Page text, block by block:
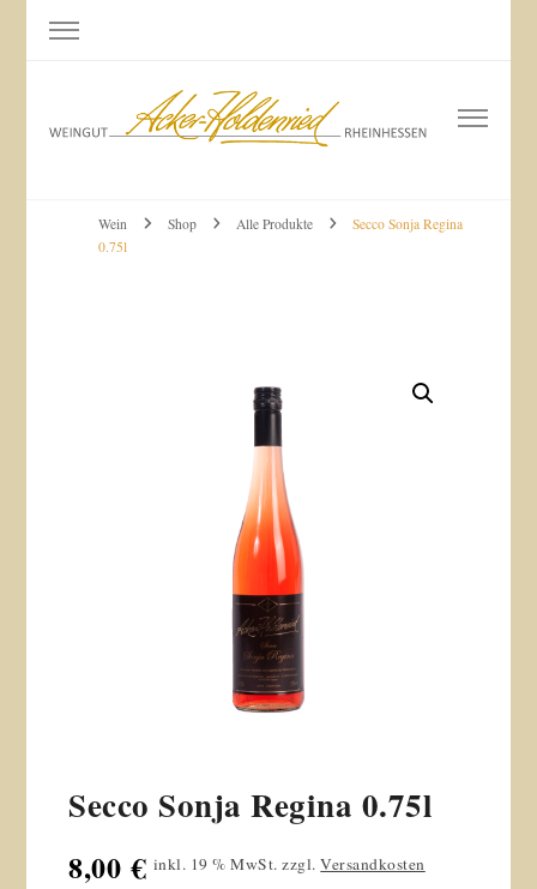
Weingut Acker-Holdenried
Bodenheim RHEINHESSEN
Wein Shop Alle Produkte
Secco Sonja Regina
0.75l
Secco Sonja Regina 0.75l
8,00€ inkl. 19 % MwSt. zzgl.Versandkosten